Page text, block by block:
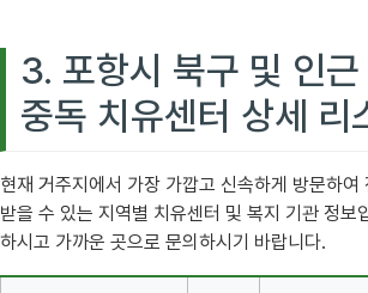
3. 포항시 북구 및 인
중독 치유센터 상세 리
현재 거주지에서 가장 가깝고 신속하게 방문하여
받을 수 있는 지역별 치유센터 및 복지 기관 정보
하시고 가까운 곳으로 문의하시기 바랍니다.